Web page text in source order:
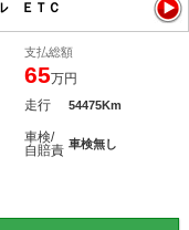
ＥＴＣ
支払総額
65万円
走行 54475Km
車検/
自賠責 車検無し